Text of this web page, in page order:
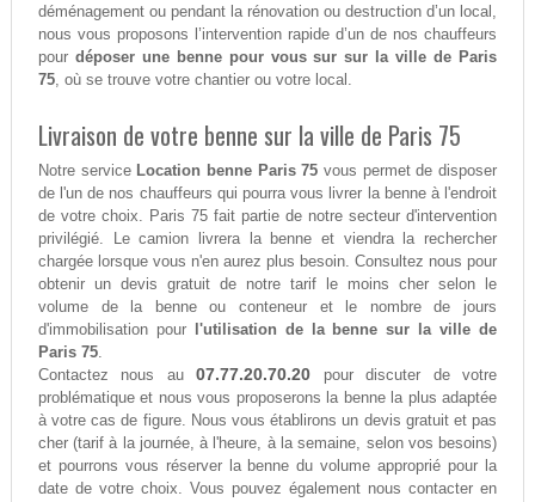
déménagement ou pendant la rénovation ou destruction d’un local,
nous vous proposons l’intervention rapide d’un de nos chauffeurs
pour déposer une benne pour vous sur sur la ville de Paris
75, où se trouve votre chantier ou votre local.
Livraison de votre benne sur la ville de Paris 75
Notre service Location benne Paris 75 vous permet de disposer
de l'un de nos chauffeurs qui pourra vous livrer la benne à l'endroit
de votre choix. Paris 75 fait partie de notre secteur d'intervention
privilégié. Le camion livrera la benne et viendra la rechercher
chargée lorsque vous n'en aurez plus besoin. Consultez nous pour
obtenir un devis gratuit de notre tarif le moins cher selon le
volume de la benne ou conteneur et le nombre de jours
d'immobilisation pour
l'utilisation de la benne sur la ville de
Paris 75.
Contactez nous au07.77.20.70.20 pour discuter de votre
problématique et nous vous proposerons la benne la plus adaptée
à votre cas de figure. Nous vous établirons un devis gratuit et pas
cher (tarif à la journée, à l'heure, à la semaine, selon vos besoins)
et pourrons vous réserver la benne du volume approprié pour la
date de votre choix. Vous pouvez également nous contacter en